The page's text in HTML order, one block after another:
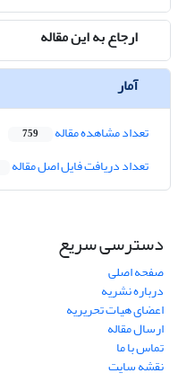
ارجاع به این مقاله
آمار
تعداد مشاهده مقاله 759
تعداد دریافت فایل اصل مقاله
دسترسی سریع
صفحه اصلی
درباره نشریه
اعضای هیات تحریریه
ارسال مقاله
تماس با ما
نقشه سایت